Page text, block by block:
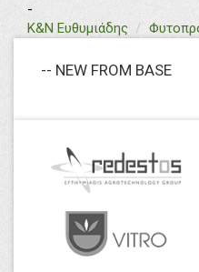
-
Κ&Ν Ευθυμιάδης text
-- NEW FROM BASE